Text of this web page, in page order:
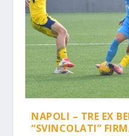
NAPOLI – TRE EX
“SVINCOLATI”